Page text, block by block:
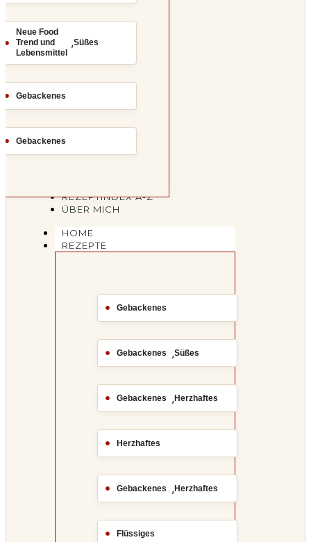
Neue Food
Trend und
Lebensmittel
,Süßes
Gebackenes
Gebackenes
REZEPTINDEX A-Z
ÜBER MICH
HOME
REZEPTE
Gebackenes
Gebackenes ,Süßes
Gebackenes ,Herzhaftes
Herzhaftes
Gebackenes ,Herzhaftes
Flüssiges